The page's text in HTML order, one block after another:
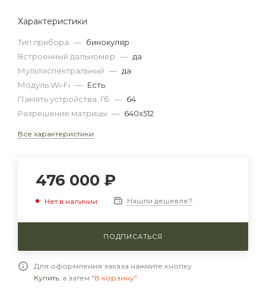
Характеристики
Тип прибора — бинокуляр
Встроенный дальномер — да
Мультиспектральный — да
Модуль Wi-Fi — Есть
Память устройства, Гб — 64
Разрешение матрицы — 640x512
Все характеристики
476 000 ₽
Нет в наличии Нашли дешевле?
ПОДПИСАТЬСЯ
Для оформления заказа нажмите кнопку
Купить, а затем "В корзину"